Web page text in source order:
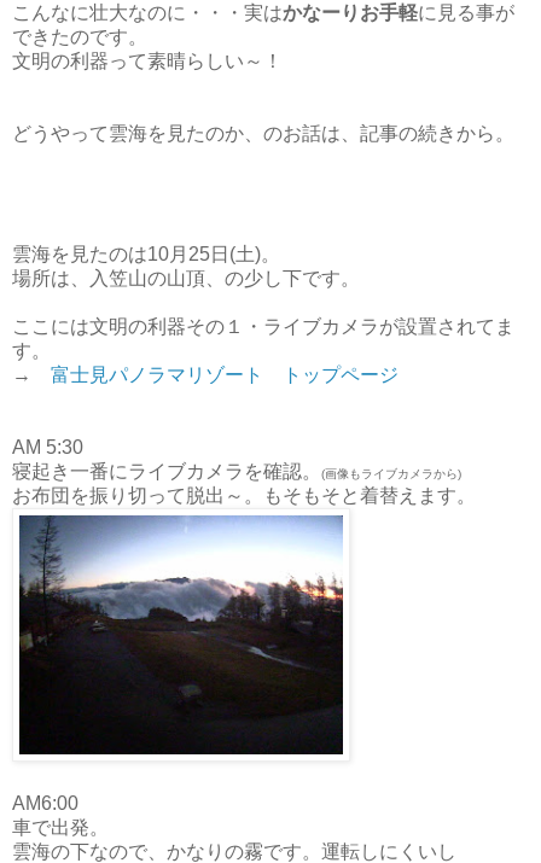
こんなに壮大なのに・・・実はかなーりお手軽に見る事が
できたのです。
文明の利器って素晴らしい～！
どうやって雲海を見たのか、のお話は、記事の続きから。
雲海を見たのは10月25日(土)。
場所は、入笠山の山頂、の少し下です。
ここには文明の利器その１・ライブカメラが設置されてま
す。
→ 富士見パノラマリゾート トップページ
AM 5:30
寝起き一番にライブカメラを確認。
(画像もライブカメラから)
お布団を振り切って脱出～。もそもそと着替えます。
AM6:00
車で出発。
雲海の下なので、かなりの霧です。運転しにくいし